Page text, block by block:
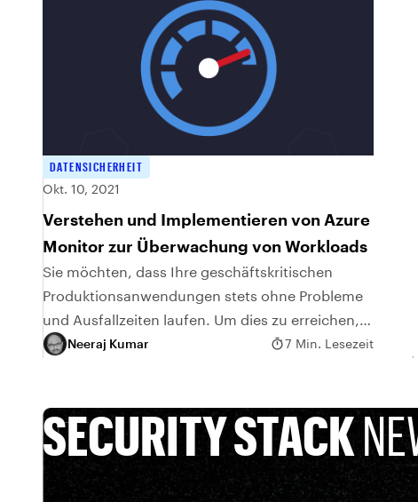
DATENSICHERHEIT
Okt. 10, 2021
Verstehen und Implementieren von Azure
Monitor zur Überwachung von Workloads
Sie möchten, dass Ihre geschäftskritischen
Produktionsanwendungen stets ohne Probleme
und Ausfallzeiten laufen. Um dies zu erreichen,
müssen Sie die Log Files im System
Neeraj Kumar 7 Min. Lesezeit
SECURITY STACK